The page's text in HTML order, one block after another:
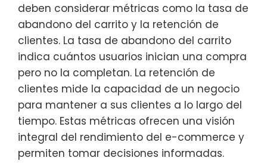
deben considerar métricas como la tasa de
abandono del carrito y la retención de
clientes. La tasa de abandono del carrito
indica cuántos usuarios inician una compra
pero no la completan. La retención de
clientes mide la capacidad de un negocio
para mantener a sus clientes a lo largo del
tiempo. Estas métricas ofrecen una visión
integral del rendimiento del e-commerce y
permiten tomar decisiones informadas.